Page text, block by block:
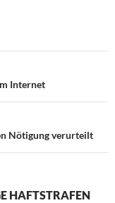
Internet
Nötigung verurteilt
HAFTSTRAFEN